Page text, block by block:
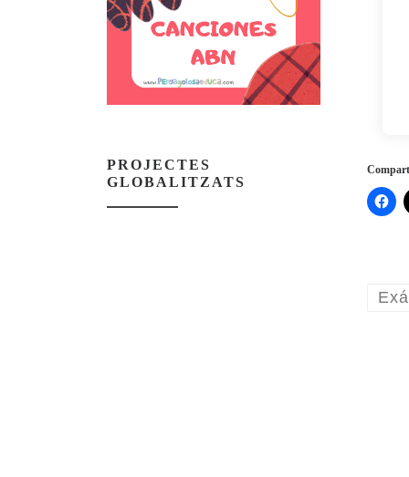
PROJECTES
GLOBALITZATS